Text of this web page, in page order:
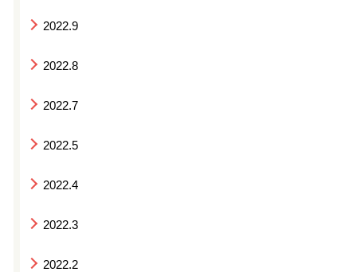
2022.9
2022.8
2022.7
2022.5
2022.4
2022.3
2022.2